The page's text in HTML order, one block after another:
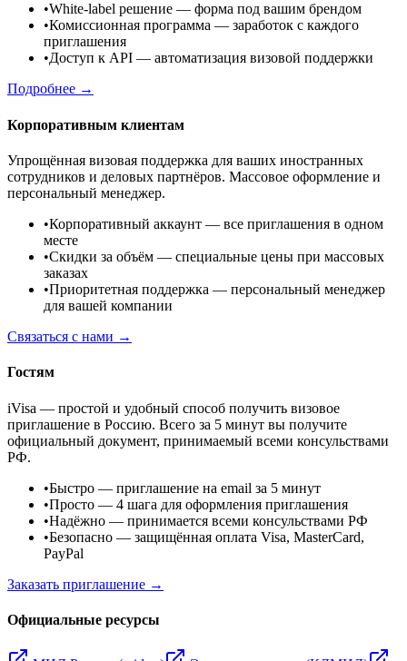
•White-label решение — форма под вашим брендом
•Комиссионная программа — заработок с каждого
приглашения
•Доступ к API — автоматизация визовой поддержки
Подробнее →
Корпоративным клиентам
Упрощённая визовая поддержка для ваших иностранных
сотрудников и деловых партнёров. Массовое оформление и
персональный менеджер.
•Корпоративный аккаунт — все приглашения в одном
месте
•Скидки за объём — специальные цены при массовых
заказах
•Приоритетная поддержка — персональный менеджер
для вашей компании
Связаться с нами →
Гостям
iVisa — простой и удобный способ получить визовое
приглашение в Россию. Всего за 5 минут вы получите
официальный документ, принимаемый всеми консульствами
РФ.
•Быстро — приглашение на email за 5 минут
•Просто — 4 шага для оформления приглашения
•Надёжно — принимается всеми консульствами РФ
•Безопасно — защищённая оплата Visa, MasterCard,
PayPal
Заказать приглашение →
Официальные ресурсы